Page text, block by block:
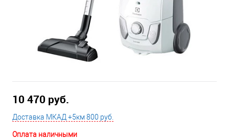
10 470 руб.
Доставка МКАД +5км 800 руб.
Оплата наличными